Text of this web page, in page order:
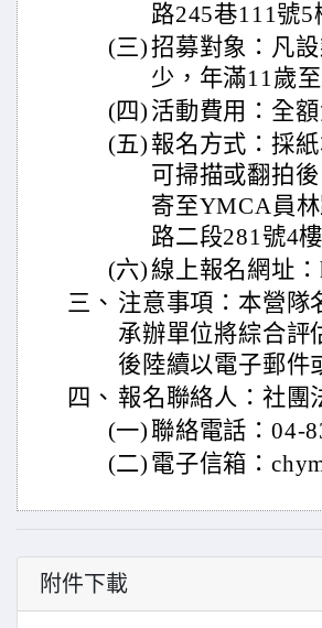
路245巷111號5
(三)招募對象：凡
少，年滿11歲
(四) 活動費用：全
(五) 報名方式：採
可掃描或翻拍
寄至YMCA員
路二段281號4
(六)線上報名網址
三、 注意事項：本營隊
承辦單位將綜合評
後陸續以電子郵件
四、 報名聯絡人：社團
(一) 聯絡電話：04-
(二) 電子信箱：
附件下載